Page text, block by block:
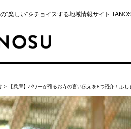
“楽しい”をチョイスする地域情報サイト
> 【兵庫】パワーが宿るお寺の言い伝えを8つ紹介！ふ